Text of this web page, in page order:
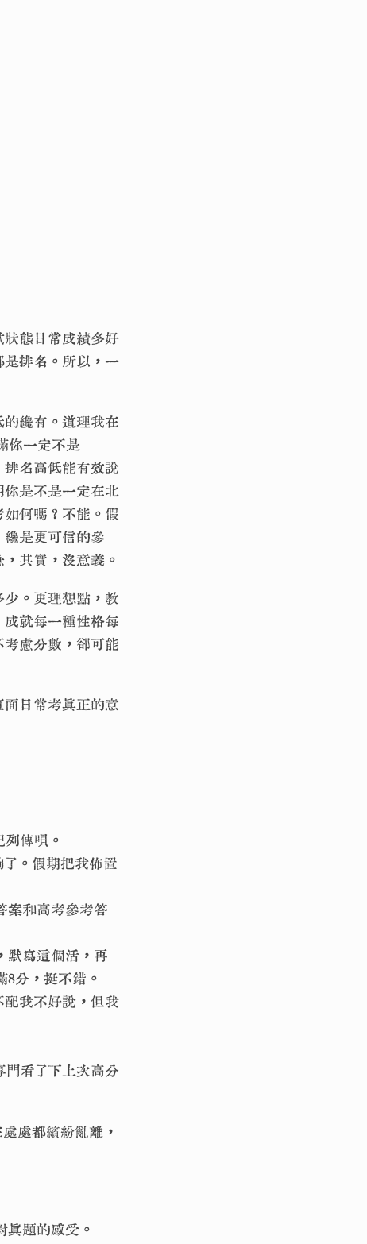
態日常成績多好
排名。所以，一
纔有。道理我在
你一定不是
排名高低能有效說
是不是一定在北
何嗎？不能。假
是更可信的參
其實，沒意義。
。更理想點，教
就每一種性格每
慮分數，卻可能
日常考真正的意
傳唄。
。假期把我佈置
案和高考參考答
默寫這個活，再
分，挺不錯。
我不好說，但我
看了下上次高分
處都繽紛亂離，
題的感受。